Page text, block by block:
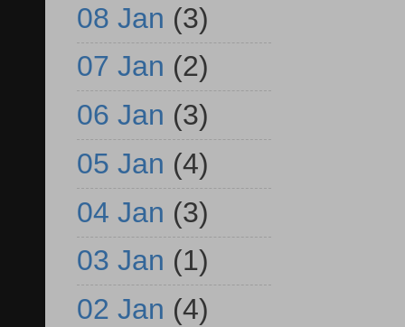
08 Jan (3)
07 Jan (2)
06 Jan (3)
05 Jan (4)
04 Jan (3)
03 Jan (1)
02 Jan (4)